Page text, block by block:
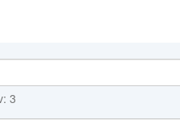
3